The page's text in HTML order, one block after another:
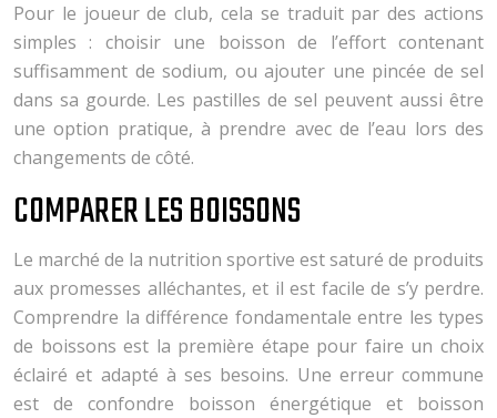
Pour le joueur de club, cela se traduit par des actions
simples : choisir une boisson de l’effort contenant
suffisamment de sodium, ou ajouter une pincée de sel
dans sa gourde. Les pastilles de sel peuvent aussi être
une option pratique, à prendre avec de l’eau lors des
changements de côté.
COMPARER LES BOISSONS
Le marché de la nutrition sportive est saturé de produits
aux promesses alléchantes, et il est facile de s’y perdre.
Comprendre la différence fondamentale entre les types
de boissons est la première étape pour faire un choix
éclairé et adapté à ses besoins. Une erreur commune
est de confondre boisson énergétique et boisson